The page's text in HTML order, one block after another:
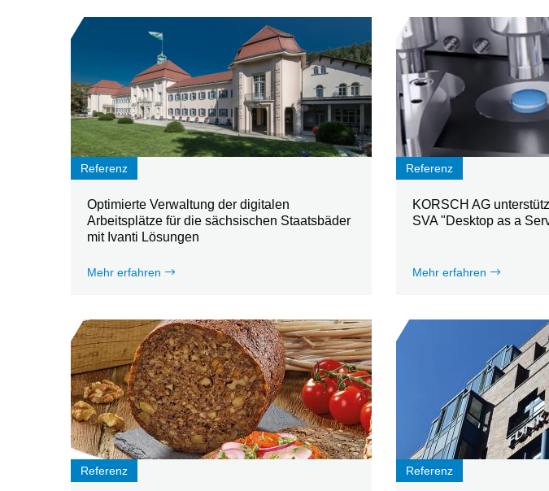
Referenz
Optimierte Verwaltung der digitalen
Arbeitsplätze für die sächsischen Staatsbäder
mit Ivanti Lösungen
Mehr erfahren
Referenz
KORSCH AG
SVA "Desktop as a
Mehr erfahren
Referenz Referenz